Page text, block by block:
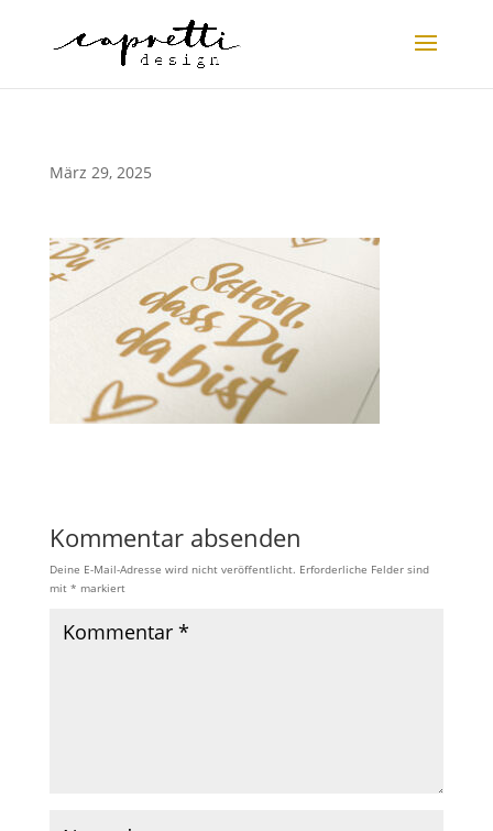
März 29, 2025
Kommentar absenden
Deine E-Mail-Adresse wird nicht veröffentlicht. Erforderliche Felder sind
mit * markiert